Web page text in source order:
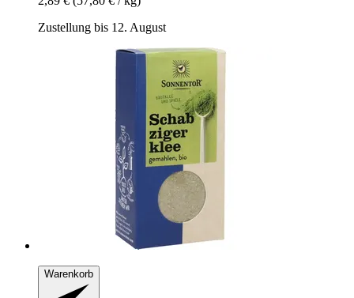
Zustellung bis 12. August
Warenkorb